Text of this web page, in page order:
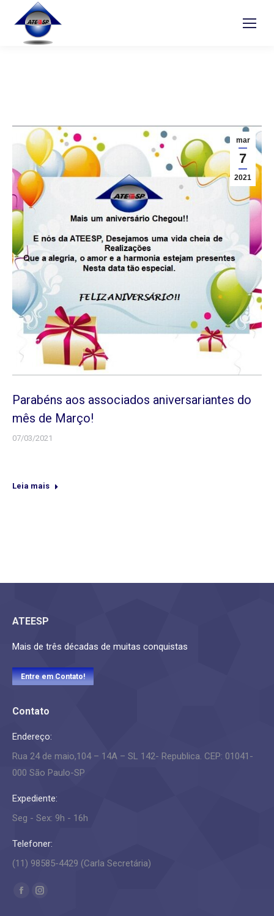
mar
7
2021
Parabéns aos associados aniversariantes do
mês de Março!
07/03/2021
Leia mais
ATEESP
Mais de três décadas de muitas conquistas
Entre em Contato!
Contato
Endereço:
Rua 24 de maio,104 – 14A – SL 142- Republica. CEP: 01041-
000 São Paulo-SP
Expediente:
Seg - Sex: 9h - 16h
Telefoner:
(11) 98585-4429 (Carla Secretária)
Encontre-nos em:
FacebookInstagram